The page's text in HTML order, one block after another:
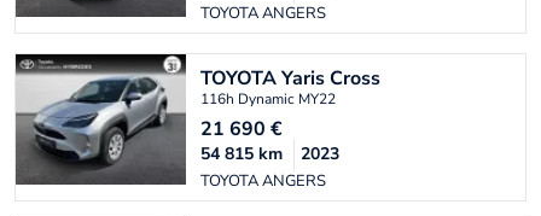
TOYOTA ANGERS
TOYOTAYaris Cross
116h Dynamic MY22
21 690 €
TOYOTA ANGERS
54 815 km 2023